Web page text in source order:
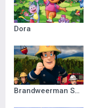
Dora
Brandweerman Sam